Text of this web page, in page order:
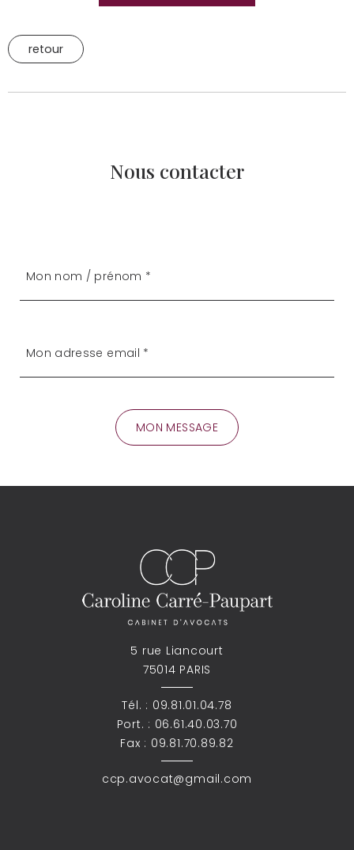
retour
Nous contacter
5 rue Liancourt
75014 PARIS
Tél. : 09.81.01.04.78
Port. : 06.61.40.03.70
Fax : 09.81.70.89.82
ccp.avocat@gmail.com